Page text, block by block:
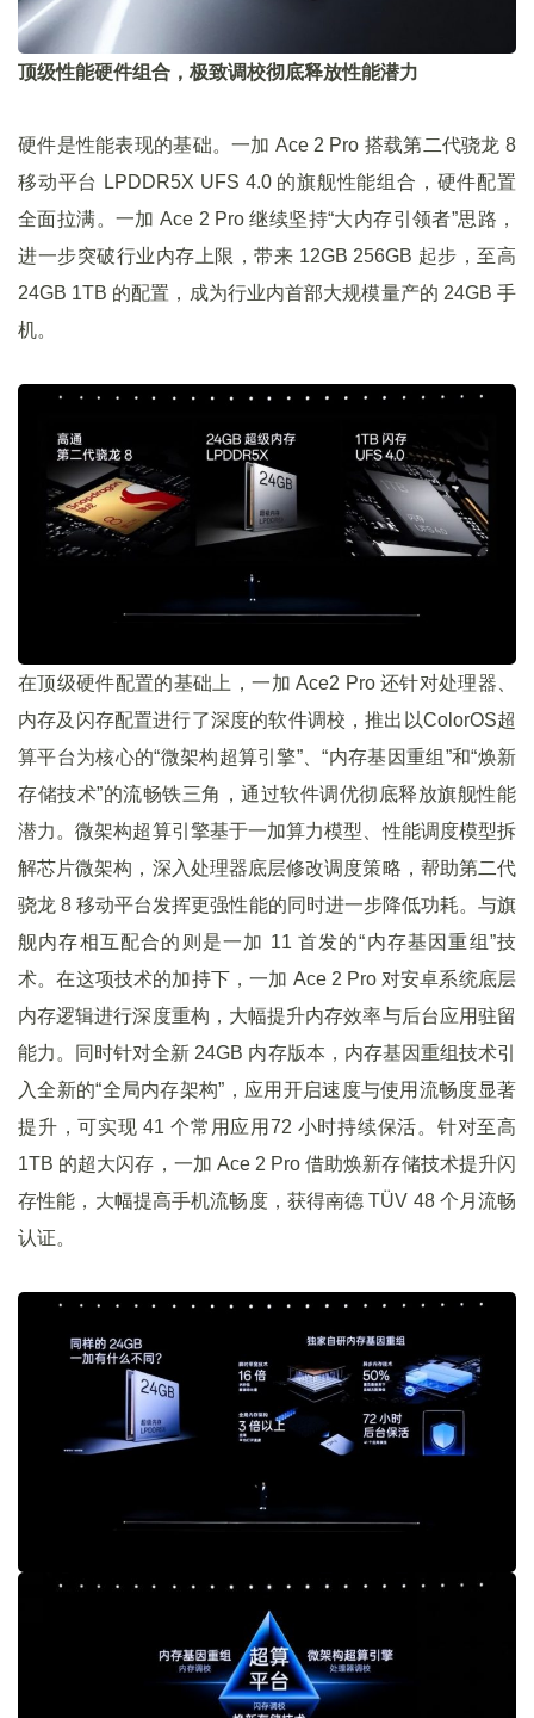
顶级性能硬件组合，极致调校彻底释放性能潜力
硬件是性能表现的基础。一加 Ace 2 Pro 搭载第二代骁龙 8
移动平台 LPDDR5X UFS 4.0 的旗舰性能组合，硬件配置
全面拉满。一加 Ace 2 Pro 继续坚持“大内存引领者”思路，
进一步突破行业内存上限，带来 12GB 256GB 起步，至高
24GB 1TB 的配置，成为行业内首部大规模量产的 24GB 手
机。
在顶级硬件配置的基础上，一加 Ace2 Pro 还针对处理器、
内存及闪存配置进行了深度的软件调校，推出以ColorOS超
算平台为核心的“微架构超算引擎”、“内存基因重组”和“焕新
存储技术”的流畅铁三角，通过软件调优彻底释放旗舰性能
潜力。微架构超算引擎基于一加算力模型、性能调度模型拆
解芯片微架构，深入处理器底层修改调度策略，帮助第二代
骁龙 8 移动平台发挥更强性能的同时进一步降低功耗。与旗
舰内存相互配合的则是一加 11 首发的“内存基因重组”技
术。在这项技术的加持下，一加 Ace 2 Pro 对安卓系统底层
内存逻辑进行深度重构，大幅提升内存效率与后台应用驻留
能力。同时针对全新 24GB 内存版本，内存基因重组技术引
入全新的“全局内存架构”，应用开启速度与使用流畅度显著
提升，可实现 41 个常用应用72 小时持续保活。针对至高
1TB 的超大闪存，一加 Ace 2 Pro 借助焕新存储技术提升闪
存性能，大幅提高手机流畅度，获得南德 TÜV 48 个月流畅
认证。